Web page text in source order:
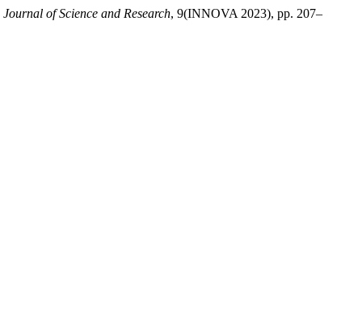
Journal of Science and Research, 9(INNOVA 2023), pp. 207–